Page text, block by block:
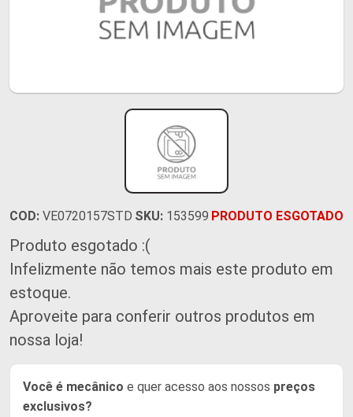
COD: VE0720157STD SKU: 153599 PRODUTO ESGOTADO
Produto esgotado :(
Infelizmente não temos mais este produto em
estoque.
Aproveite para conferir outros produtos em
nossa loja!
Você é mecânico e quer acesso aos nossos preços
exclusivos?